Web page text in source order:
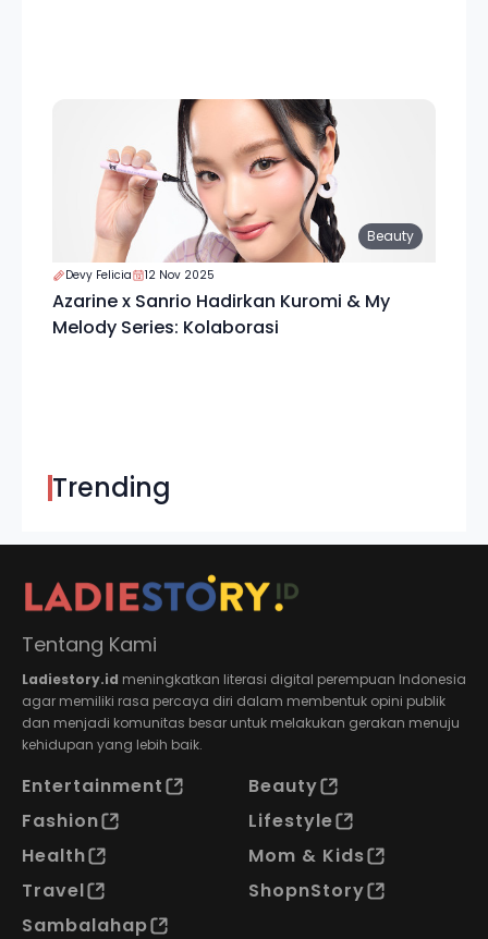
Beauty
Devy Felicia 12 Nov 2025
Azarine x Sanrio Hadirkan Kuromi & My
Melody Series: Kolaborasi
Trending
Tentang Kami
Ladiestory.id meningkatkan literasi digital perempuan Indonesia
agar memiliki rasa percaya diri dalam membentuk opini publik
dan menjadi komunitas besar untuk melakukan gerakan menuju
kehidupan yang lebih baik.
Entertainment
Beauty
Fashion
Lifestyle
Health
Mom & Kids
Travel
ShopnStory
Sambalahap